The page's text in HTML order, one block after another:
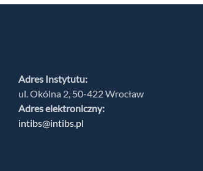
Adres Instytutu:
ul. Okólna 2, 50-422 Wrocław
Adres elektroniczny:
intibs@intibs.pl